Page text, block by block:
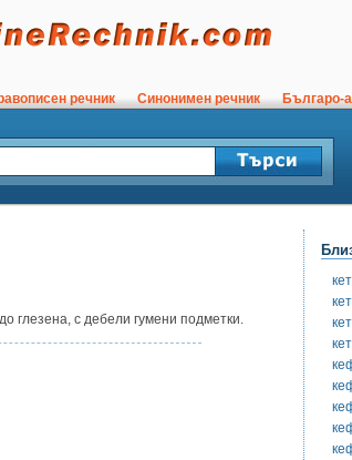
речник Синонимен речник Българо-
глезена, с дебели гумени подметки.